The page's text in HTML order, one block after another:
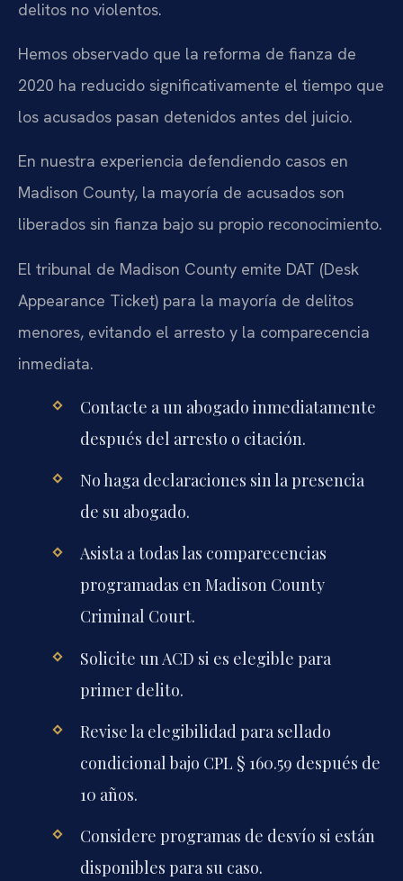
delitos no violentos.
Hemos observado que la reforma de fianza de
2020 ha reducido significativamente el tiempo que
los acusados pasan detenidos antes del juicio.
En nuestra experiencia defendiendo casos en
Madison County, la mayoría de acusados son
liberados sin fianza bajo su propio reconocimiento.
El tribunal de Madison County emite DAT (Desk
Appearance Ticket) para la mayoría de delitos
menores, evitando el arresto y la comparecencia
inmediata.
Contacte a un abogado inmediatamente
después del arresto o citación.
No haga declaraciones sin la presencia
de su abogado.
Asista a todas las comparecencias
programadas en Madison County
Criminal Court.
Solicite un ACD si es elegible para
primer delito.
Revise la elegibilidad para sellado
condicional bajo CPL § 160.59 después de
10 años.
Considere programas de desvío si están
disponibles para su caso.